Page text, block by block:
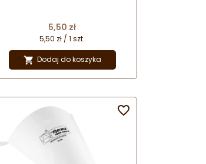
Cena
5,50 zł
5,50 zł / 1 szt.
 Dodaj do koszyka
